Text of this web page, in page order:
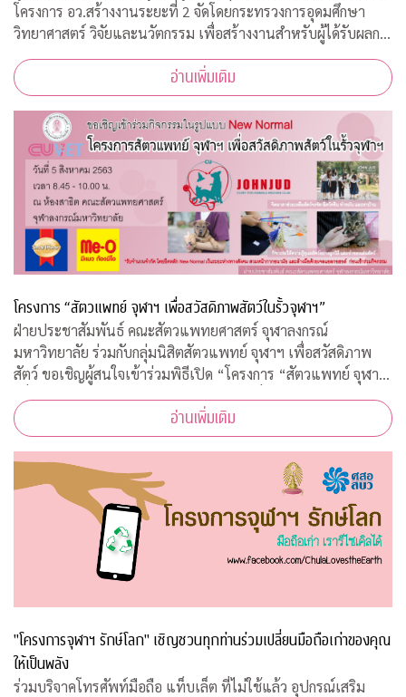
โครงการ อว.สร้างงานระยะที่ 2 จัดโดยกระทรวงการอุดมศึกษา
วิทยาศาสตร์ วิจัยและนวัตกรรม เพื่อสร้างงานสำหรับผู้ได้รับผลก
ระทบจากสถานการณ์วิกฤตโควิด-19 เปิดรับสมัครประชาชนทั่วไป
จำนวน 200 อัตรา
อ่านเพิ่มเติม
โครงการ “สัตวแพทย์ จุฬาฯ เพื่อสวัสดิภาพสัตว์ในรั้วจุฬาฯ”
ฝ่ายประชาสัมพันธ์ คณะสัตวแพทยศาสตร์ จุฬาลงกรณ์
มหาวิทยาลัย ร่วมกับกลุ่มนิสิตสัตวแพทย์ จุฬาฯ เพื่อสวัสดิภาพ
สัตว์ ขอเชิญผู้สนใจเข้าร่วมพิธีเปิด “โครงการ “สัตวแพทย์ จุฬาฯ
เพื่อสวัสดิภาพสัตว์ในรั้วจุฬาฯ” ในวันพุธที่ 5 สิงหาคม 2563
เวลา 08.45 – 10.00 น. ณ ห้ออ่านเพิ่มเติม
"โครงการจุฬาฯ รักษ์โลก" เชิญชวนทุกท่านร่วมเปลี่ยนมือถือเก่าของคุณ
ให้เป็นพลัง
ร่วมบริจาคโทรศัพท์มือถือ แท็บเล็ต ที่ไม่ใช้แล้ว อุปกรณ์เสริม